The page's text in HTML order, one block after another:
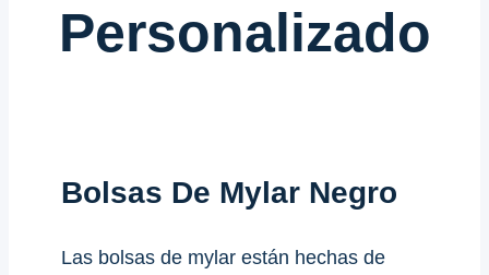
Personalizado
Bolsas De Mylar Negro
Las bolsas de mylar están hechas de